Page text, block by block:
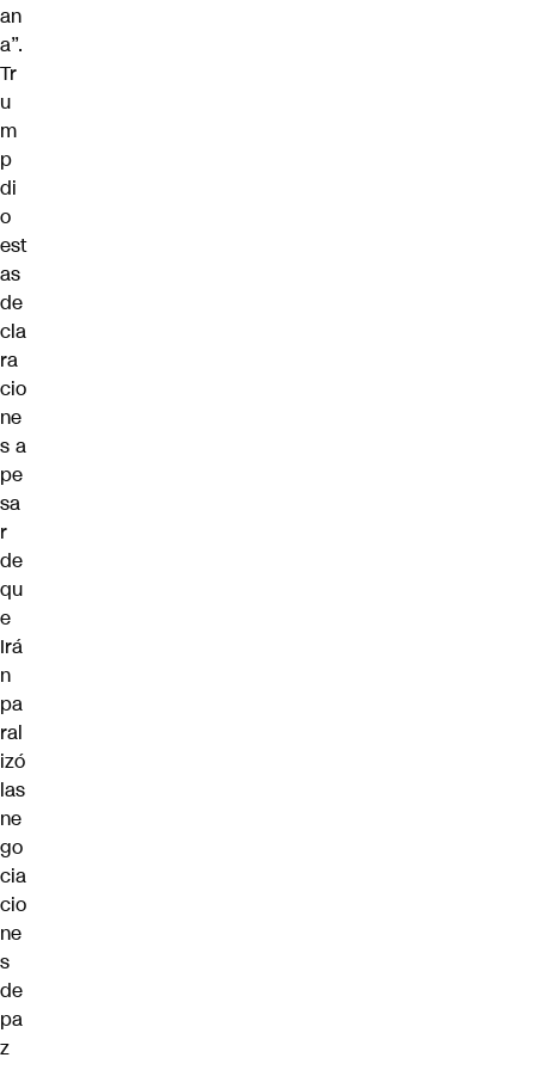
an
a”.
Tr
u
m
p
di
o
est
as
de
cla
ra
cio
ne
s a
pe
sa
r
de
qu
e
Irá
n
pa
ral
izó
las
ne
go
cia
cio
ne
s
de
pa
z